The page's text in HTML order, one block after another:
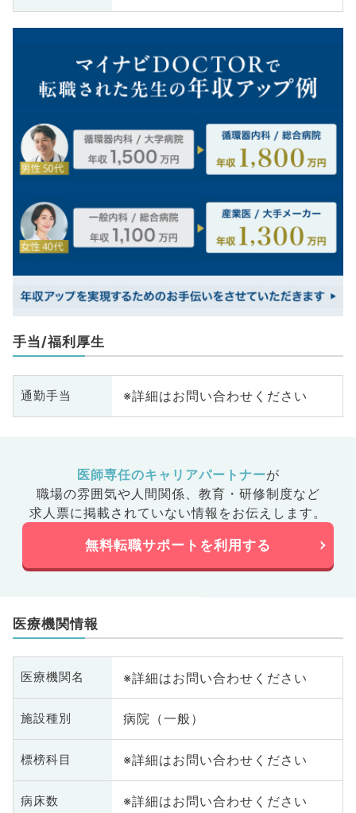
手当/福利厚生
通勤手当 ※詳細はお問い合わせください
医師専任のキャリアパートナーが
職場の雰囲気や人間関係、 教育・研修制度など
求人票に掲載されていない情報をお伝えします。
無料転職サポートを利用する
医療機関情報
医療機関名 ※詳細はお問い合わせください
施設種別 病院（一般）
標榜科目 ※詳細はお問い合わせください
病床数 ※詳細はお問い合わせください